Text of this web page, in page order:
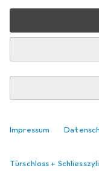
Impressum
Beliebt Heusser
Türschloss +